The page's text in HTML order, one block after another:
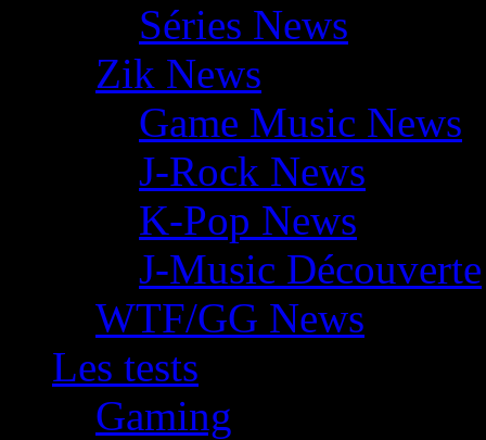
Séries News
Zik News
Game Music News
J-Rock News
K-Pop News
J-Music Découverte
WTF/GG News
Les tests
Gaming